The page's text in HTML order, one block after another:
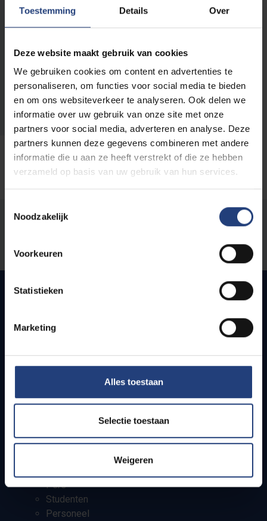
Toestemming Details Over
Deze website maakt gebruik van cookies
We gebruiken cookies om content en advertenties te
personaliseren, om functies voor social media te bieden
en om ons websiteverkeer te analyseren. Ook delen we
informatie over uw gebruik van onze site met onze
partners voor social media, adverteren en analyse. Deze
partners kunnen deze gegevens combineren met andere
informatie die u aan ze heeft verstrekt of die ze hebben
verzameld op basis van uw gebruik van hun services.
Noodzakelijk
Voorkeuren
Statistieken
Marketing
Alles toestaan
Selectie toestaan
Weigeren
Buiten de openingsuren is het secretariaat
E-mailadres:
kima@vub.be
Telefoon:
+32 2 477 44 20
Stond er een fout op deze pagina?
Jobs
Onderzoeksgroepen
Campusfaciliteiten
Pers
Studenten
Personeel